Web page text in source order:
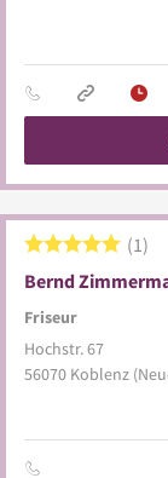
Bernd
Friseur
1
Hochstr. 67
56070 Koblenz